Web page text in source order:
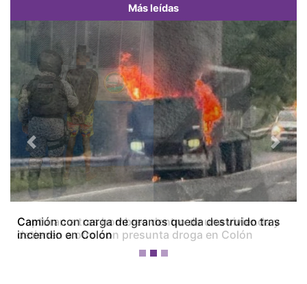
Más leídas
Camión con carga de granos queda destruido tras
incendio en Colón
Previous Next